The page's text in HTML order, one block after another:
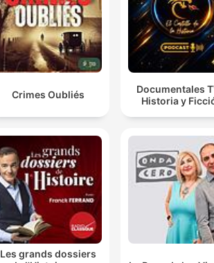
Crimes Oubliés
Documentales
Historia y
Les grands dossiers